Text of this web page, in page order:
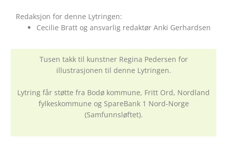
Redaksjon for denne Lytringen:
Cecilie Bratt og ansvarlig redaktør Anki Gerhardsen
Tusen takk til kunstner Regina Pedersen for
illustrasjonen til denne Lytringen.
Lytring får støtte fra Bodø kommune, Fritt Ord, Nordland
fylkeskommune og SpareBank 1 Nord-Norge
(Samfunnsløftet).